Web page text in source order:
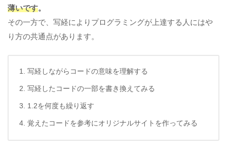
薄いです。
その一方で、写経によりプログラミングが上達する人にはや
り方の共通点があります。
写経しながらコードの意味を理解する
写経したコードの一部を書き換えてみる
1.2を何度も繰り返す
覚えたコードを参考にオリジナルサイトを作ってみる